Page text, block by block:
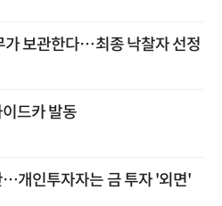
가 보관한다…최종 낙찰자 선정
드카 발동
…개인투자자는 금 투자 '외면'